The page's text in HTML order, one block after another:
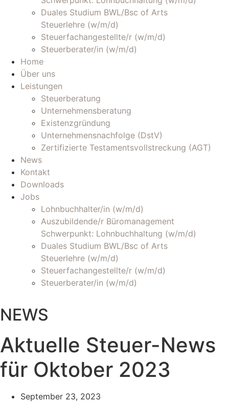
Duales Studium BWL/Bsc of Arts
Steuerlehre (w/m/d)
Steuerfachangestellte/r (w/m/d)
Steuerberater/in (w/m/d)
Home
Über uns
Leistungen
Steuerberatung
Unternehmensberatung
Existenzgründung
Unternehmensnachfolge (DstV)
Zertifizierte Testamentsvollstreckung (AGT)
News
Kontakt
Downloads
Jobs
Lohnbuchhalter/in (w/m/d)
Auszubildende/r Büromanagement
Schwerpunkt: Lohnbuchhaltung (w/m/d)
Duales Studium BWL/Bsc of Arts
Steuerlehre (w/m/d)
Steuerfachangestellte/r (w/m/d)
Steuerberater/in (w/m/d)
NEWS
Aktuelle Steuer-News
für Oktober 2023
September 23, 2023